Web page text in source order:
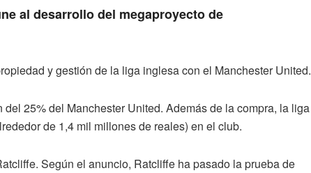
al desarrollo del megaproyecto de
y gestión de la liga inglesa con el Manchester United.
25% del Manchester United. Además de la compra, la liga
de 1,4 mil millones de reales) en el club.
Según el anuncio, Ratcliffe ha pasado la prueba de